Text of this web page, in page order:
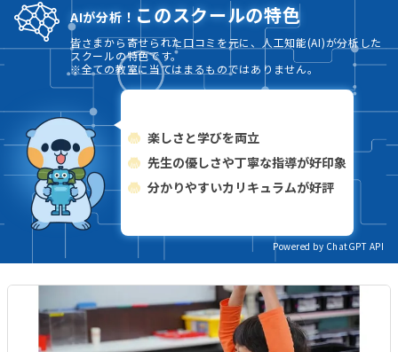
AIが分析！ このスクールの特色
皆さまから寄せられた口コミを元に、人工知能(AI)が分析した
スクールの特色です。
※全ての教室に当てはまるものではありません。
楽しさと学びを両立
先生の優しさや丁寧な指導が好印象
分かりやすいカリキュラムが好評
Powered by ChatGPT API